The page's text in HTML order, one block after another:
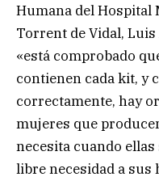
Humana del Hospital
Torrent de Vidal,
«está comprobado
contienen cada kit, y
correctamente, hay
mujeres que
necesita cuando
libre necesidad a sus